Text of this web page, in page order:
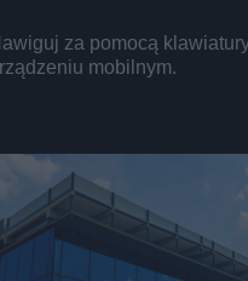
za pomocą
mobilnym.